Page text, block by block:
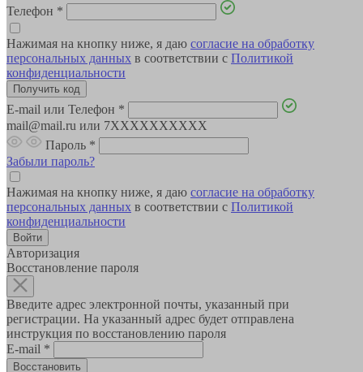
Телефон *
Нажимая на кнопку ниже, я даю согласие на обработку
персональных данных в соответствии с Политикой
конфиденциальности
E-mail или Телефон *
mail@mail.ru или 7XXXXXXXXXX
Пароль *
Забыли пароль?
Нажимая на кнопку ниже, я даю согласие на обработку
персональных данных в соответствии с Политикой
конфиденциальности
Авторизация
Восстановление пароля
Введите адрес электронной почты, указанный при
регистрации. На указанный адрес будет отправлена
инструкция по восстановлению пароля
E-mail *